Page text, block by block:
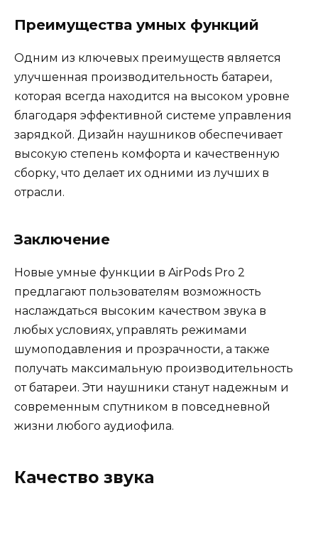
Преимущества умных функций
Одним из ключевых преимуществ является
улучшенная производительность батареи,
которая всегда находится на высоком уровне
благодаря эффективной системе управления
зарядкой. Дизайн наушников обеспечивает
высокую степень комфорта и качественную
сборку, что делает их одними из лучших в
отрасли.
Заключение
Новые умные функции в AirPods Pro 2
предлагают пользователям возможность
наслаждаться высоким качеством звука в
любых условиях, управлять режимами
шумоподавления и прозрачности, а также
получать максимальную производительность
от батареи. Эти наушники станут надежным и
современным спутником в повседневной
жизни любого аудиофила.
Качество звука